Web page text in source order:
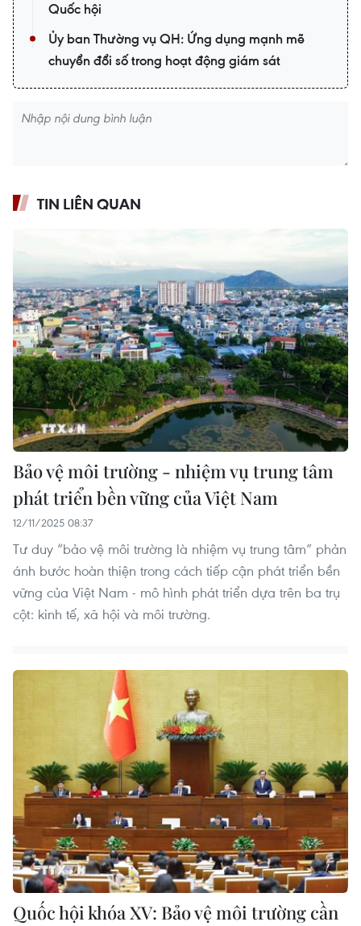
Quốc hội
Ủy ban Thường vụ QH: Ứng dụng mạnh mẽ
chuyển đổi số trong hoạt động giám sát
TIN LIÊN QUAN
Bảo vệ môi trường - nhiệm vụ trung tâm
phát triển bền vững của Việt Nam
12/11/2025 08:37
Tư duy “bảo vệ môi trường là nhiệm vụ trung tâm” phản
ánh bước hoàn thiện trong cách tiếp cận phát triển bền
vững của Việt Nam - mô hình phát triển dựa trên ba trụ
cột: kinh tế, xã hội và môi trường.
Quốc hội khóa XV: Bảo vệ môi trường cần